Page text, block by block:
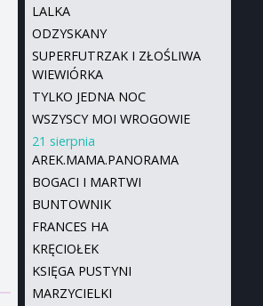
LALKA
ODZYSKANY
SUPERFUTRZAK I ZŁOŚLIWA
WIEWIÓRKA
TYLKO JEDNA NOC
WSZYSCY MOI WROGOWIE
21 sierpnia
AREK.MAMA.PANORAMA
BOGACI I MARTWI
BUNTOWNIK
FRANCES HA
KRĘCIOŁEK
KSIĘGA PUSTYNI
MARZYCIELKI